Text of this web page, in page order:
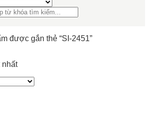
được gắn thẻ “SI-2451”
nhất